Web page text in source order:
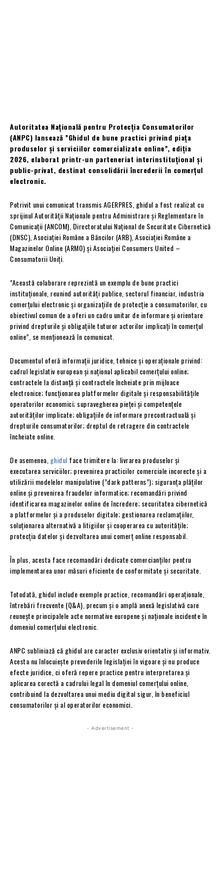
Autoritatea Națională pentru Protecția Consumatorilor
(ANPC) lansează ”Ghidul de bune practici privind piața
produselor și serviciilor comercializate online”, ediția
2026, elaborat printr-un parteneriat interinstituțional și
public-privat, destinat consolidării încrederii în comerțul
electronic.
Potrivit unui comunicat transmis AGERPRES, ghidul a fost realizat cu
sprijinul Autorității Naționale pentru Administrare și Reglementare în
Comunicații (ANCOM), Directoratului Național de Securitate Cibernetică
(DNSC), Asociației Române a Băncilor (ARB), Asociației Române a
Magazinelor Online (ARMO) și Asociației Consumers United –
Consumatorii Uniți.
”Această colaborare reprezintă un exemplu de bune practici
instituționale, reunind autorități publice, sectorul financiar, industria
comerțului electronic și organizațiile de protecție a consumatorilor, cu
obiectivul comun de a oferi un cadru unitar de informare și orientare
privind drepturile și obligațiile tuturor actorilor implicați în comerțul
online”, se menționează în comunicat.
Documentul oferă informații juridice, tehnice și operaționale privind:
cadrul legislativ european și național aplicabil comerțului online;
contractele la distanță și contractele încheiate prin mijloace
electronice; funcționarea platformelor digitale și responsabilitățile
operatorilor economici; supravegherea pieței și competențele
autorităților implicate; obligațiile de informare precontractuală și
drepturile consumatorilor; dreptul de retragere din contractele
încheiate online.
De asemenea, ghidul face trimitere la: livrarea produselor și
executarea serviciilor; prevenirea practicilor comerciale incorecte și a
utilizării modelelor manipulative (”dark patterns”); siguranța plăților
online și prevenirea fraudelor informatice; recomandări privind
identificarea magazinelor online de încredere; securitatea cibernetică
a platformelor și a produselor digitale; gestionarea reclamațiilor,
soluționarea alternativă a litigiilor și cooperarea cu autoritățile;
protecția datelor și dezvoltarea unui comerț online responsabil.
În plus, acesta face recomandări dedicate comercianților pentru
implementarea unor măsuri eficiente de conformitate și securitate.
Totodată, ghidul include exemple practice, recomandări operaționale,
întrebări frecvente (Q&A), precum și o amplă anexă legislativă care
reunește principalele acte normative europene și naționale incidente în
domeniul comerțului electronic.
ANPC subliniază că ghidul are caracter exclusiv orientativ și informativ.
Acesta nu înlocuiește prevederile legislației în vigoare și nu produce
efecte juridice, ci oferă repere practice pentru interpretarea și
aplicarea corectă a cadrului legal în domeniul comerțului online,
contribuind la dezvoltarea unui mediu digital sigur, în beneficiul
consumatorilor și al operatorilor economici.
- Advertisement -